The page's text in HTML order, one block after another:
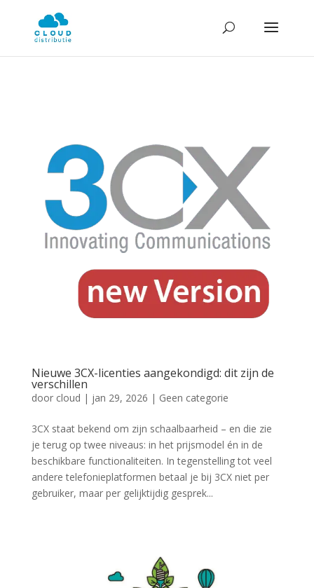
Nieuwe 3CX-licenties aangekondigd: dit zijn de
verschillen
door cloud | jan 29, 2026 | Geen categorie
3CX staat bekend om zijn schaalbaarheid – en die zie
je terug op twee niveaus: in het prijsmodel én in de
beschikbare functionaliteiten. In tegenstelling tot veel
andere telefonieplatformen betaal je bij 3CX niet per
gebruiker, maar per gelijktijdig gesprek...